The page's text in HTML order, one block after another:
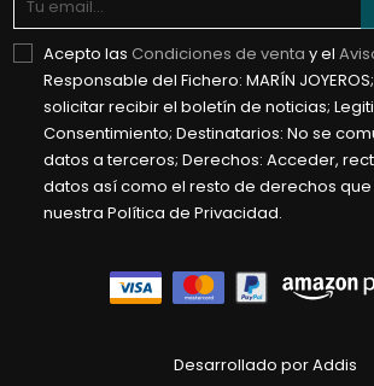
Acepto las Condiciones de venta y el
Responsable del Fichero: MARÍN
solicitar recibir el boletín de noticias;
Consentimiento; Destinatarios: No se
datos a terceros; Derechos: Acceder,
datos así como el resto de derechos
nuestra Política de Privacidad.
Desarrollado por Addis